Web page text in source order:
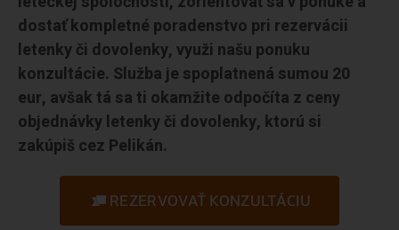
dostať kompletné poradenstvo pri rezervácii
letenky či dovolenky, využi našu ponuku
konzultácie. Služba je spoplatnená sumou 20
eur, avšak tá sa ti okamžite odpočíta z ceny
objednávky letenky či dovolenky, ktorú si
zakúpiš cez Pelikán.
REZERVOVAŤ KONZULTÁCIU